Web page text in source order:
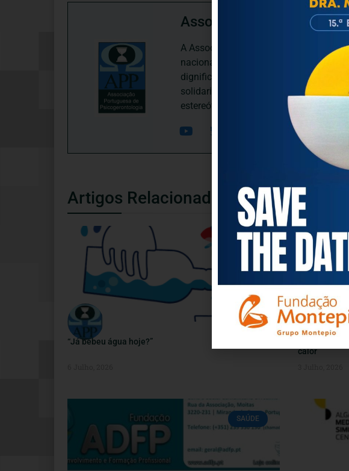
Associação Portuguesa
A Associação Portuguesa de
nacional, dedica-se às questões
dignificação, respeito, saúde,
solidariedade intergeracional, e de
estereótipos negativos relativamente à
Artigos Relacionados
“Já bebeu água hoje?”
calor
SAÚDE